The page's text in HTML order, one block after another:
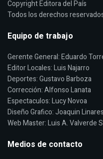
Copyright Editora del País
Todos los derechos
Equipo de trabajo
Gerente General: Eduardo
Editor Locales: Luis Najarro
Deportes: Gustavo Barboza
Corrección: Alfonso Lanata
Espectaculos: Lucy Novoa
Diseño Grafico: Joaquin Linares
Web Master: Luis A. Valverde
Medios de contacto